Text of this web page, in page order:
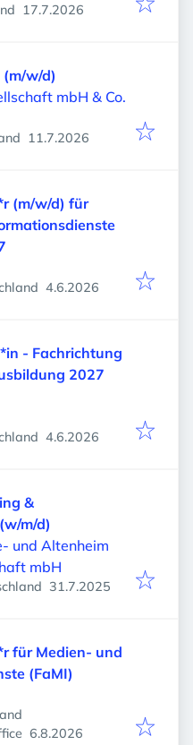
Veröffentlicht
17.7.2026
w/d)
mbH & Co.
Veröffentlicht
11.7.2026
(m/w/d) für
Veröffentlicht
4.6.2026
- Fachrichtung
2027
Veröffentlicht
4.6.2026
&
m/d)
und Altenheim
mbH
Veröffentlicht
31.7.2025
für Medien- und
(FaMI)
Veröffentlicht
6.8.2026